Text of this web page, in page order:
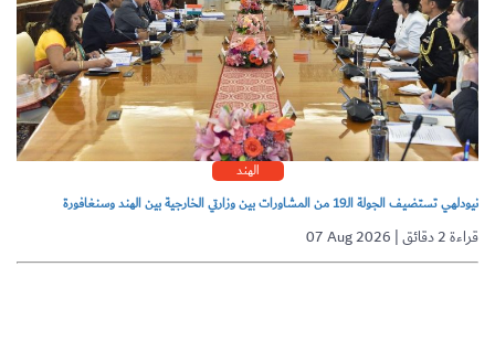
الهند
نيودلهي تستضيف الجولة الـ19 من المشاورات بين وزارتي الخارجية بين الهند وسنغافورة
07 Aug 2026 | قراءة 2 دقائق